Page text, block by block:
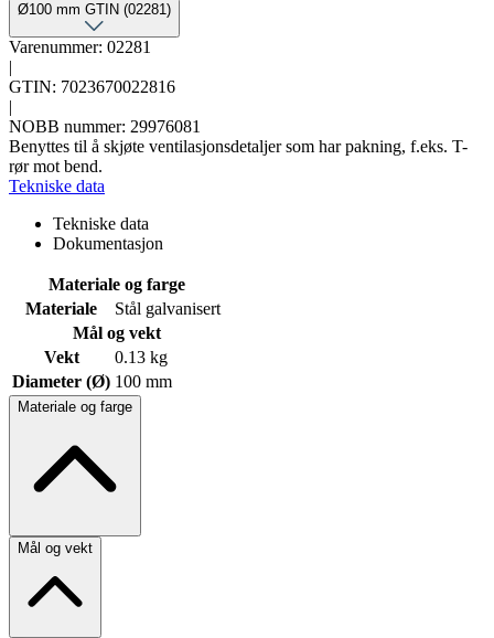
Ø100 mm GTIN (02281)
Varenummer: 02281
|
GTIN: 7023670022816
|
NOBB nummer: 29976081
Benyttes til å skjøte ventilasjonsdetaljer som har pakning, f.eks. T-
rør mot bend.
Tekniske data
Tekniske data
Dokumentasjon
Materiale og farge
Materiale
Stål galvanisert
Mål og vekt
Vekt
0.13 kg
Diameter (Ø) 100 mm
Materiale og farge
Mål og vekt